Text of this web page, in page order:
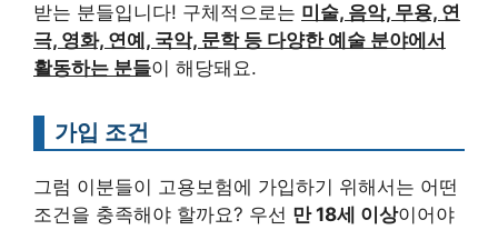
받는 분들입니다! 구체적으로는 미술, 음악, 무용, 연
극, 영화, 연예, 국악, 문학 등 다양한 예술 분야에서
활동하는 분들이 해당돼요.
가입 조건
그럼 이분들이 고용보험에 가입하기 위해서는 어떤
조건을 충족해야 할까요? 우선 만 18세 이상이어야